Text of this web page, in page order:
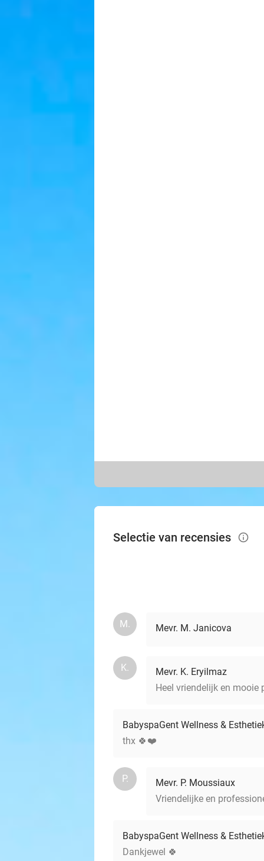
Selectie van recensies info_outlined
M. Mevr. M. Janicova
K.
Mevr. K. Eryilmaz
Heel vriendelijk en mooie
BabyspaGent Wellness &
thx 🍀❤️
P.
Mevr. P. Moussiaux
Vriendelijke en
BabyspaGent Wellness &
Dankjewel 🍀